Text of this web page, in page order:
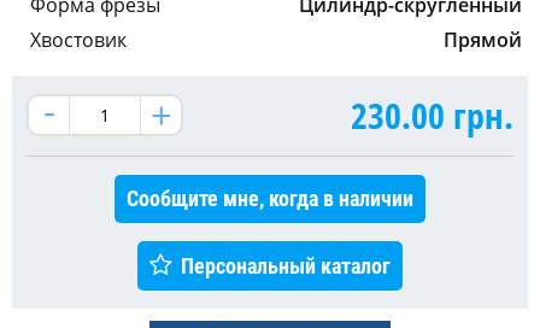
Хвостовик
Прямой
230.00 грн.
Сообщите мне, когда в наличии
Персональный каталог